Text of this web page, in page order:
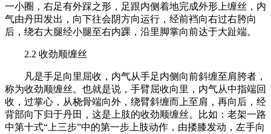
一小圈，右足有外踩之形，足跟内侧着地完成外形上缠丝，内
气由丹田发出，向下往会阴方向运行，经前裆向右过右胯向
后，绕右大腿经小腿至右内踝，沿里脚掌向前达于大趾端。
2.2 收劲顺缠丝
凡是手足向里屈收，内气从手足内侧向前斜缠至肩胯者，
称为收劲顺缠丝。也就是说，手臂屈收向里，内气从中指端回
收，过掌心，从桡骨端向外，绕臂斜缠而上至肩，再向后，经
背部向下归于丹田，这是上肢的收劲顺缠丝。比如：老架一路
中第十式“上三步”中的第一步上肢动作，由搂膝发动，左手向